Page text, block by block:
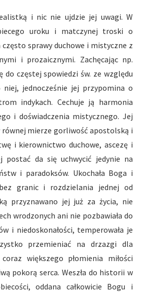
i nic nie ujdzie jej uwagi. W
uroku i matczynej troski o
sprawy duchowe i mistyczne z
i prozaicznymi. Zachęcając np.
do częstej spowiedzi św. ze względu
niej, jednocześnie jej przypomina o
indykach. Cechuje ją harmonia
i doświadczenia mistycznego. Jej
równej mierze gorliwość apostolską i
i kierownictwo duchowe, ascezę i
postać da się uchwycić jedynie na
i paradoksów. Ukochała Boga i
bez granic i rozdzielania jednej od
przyznawano jej już za życia, nie
wrodzonych ani nie pozbawiała do
i niedoskonałości, temperowała je
przemieniać na drzazgi dla
większego płomienia miłości
pokorą serca. Weszła do historii w
oddana całkowicie Bogu i